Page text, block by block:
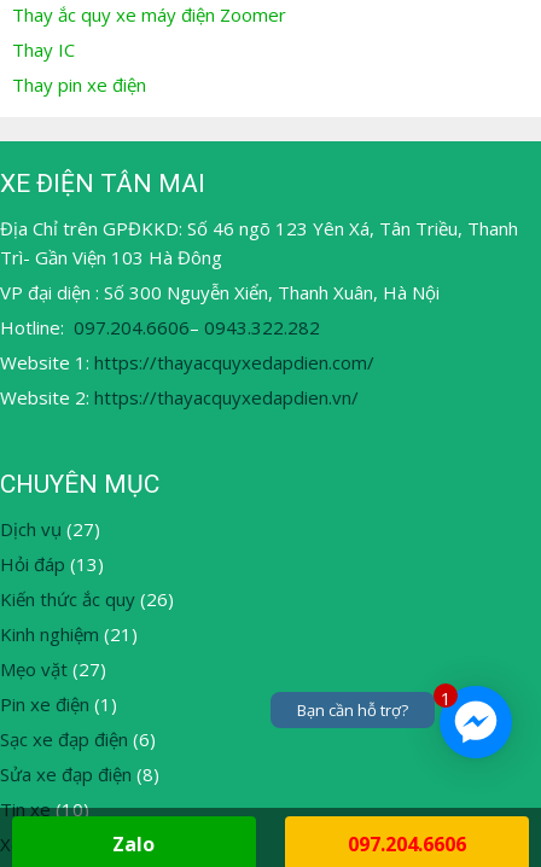
Thay ắc quy xe máy điện Zoomer
Thay IC
Thay pin xe điện
XE ĐIỆN TÂN MAI
Địa Chỉ trên GPĐKKD: Số 46 ngõ 123 Yên Xá, Tân Triều, Thanh
Trì- Gần Viện 103 Hà Đông
VP đại diện : Số 300 Nguyễn Xiển, Thanh Xuân, Hà Nội
Hotline: 097.204.6606– 0943.322.282
Website 1: https://thayacquyxedapdien.com/
Website 2: https://thayacquyxedapdien.vn/
CHUYÊN MỤC
Dịch vụ (27)
Hỏi đáp (13)
Kiến thức ắc quy (26)
Kinh nghiệm (21)
Mẹo vặt (27)
Pin xe điện (1)
Sạc xe đạp điện (6)
Sửa xe đạp điện (8)
Tin xe(10)
Xe đạp điện
(13)
Zalo 097.204.6606
1
Bạn cần hỗ trợ?